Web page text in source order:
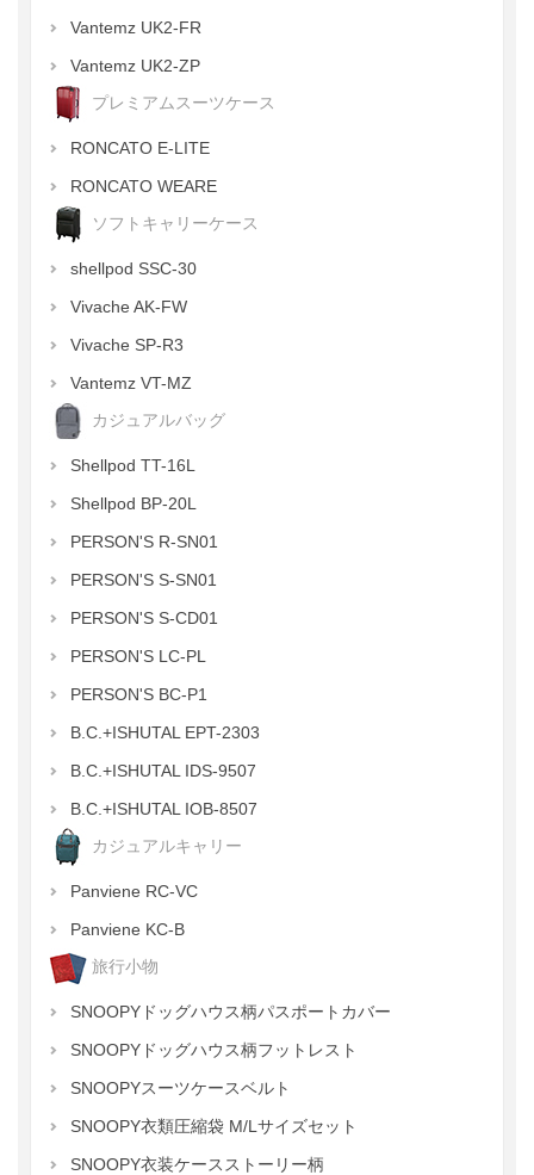
Vantemz UK2-FR
Vantemz UK2-ZP
プレミアムスーツケース
RONCATO E-LITE
RONCATO WEARE
ソフトキャリーケース
shellpod SSC-30
Vivache AK-FW
Vivache SP-R3
Vantemz VT-MZ
カジュアルバッグ
Shellpod TT-16L
Shellpod BP-20L
PERSON'S R-SN01
PERSON'S S-SN01
PERSON'S S-CD01
PERSON'S LC-PL
PERSON'S BC-P1
B.C.+ISHUTAL EPT-2303
B.C.+ISHUTAL IDS-9507
B.C.+ISHUTAL IOB-8507
カジュアルキャリー
Panviene RC-VC
Panviene KC-B
旅行小物
SNOOPYドッグハウス柄パスポートカバー
SNOOPYドッグハウス柄フットレスト
SNOOPYスーツケースベルト
SNOOPY衣類圧縮袋 M/Lサイズセット
SNOOPY衣装ケースストーリー柄